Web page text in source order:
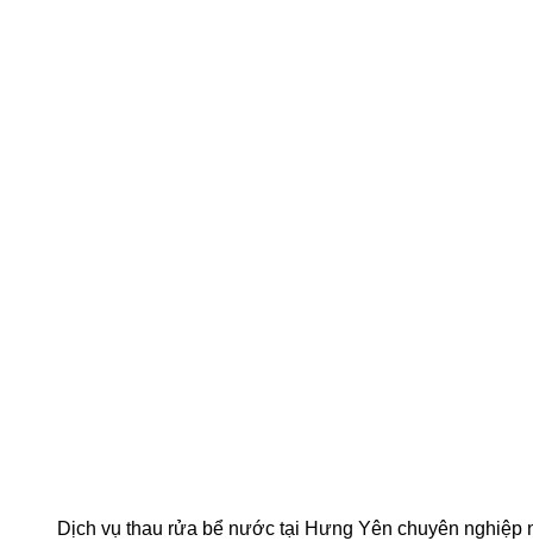
Dịch vụ thau rửa bể nước tại Hưng Yên chuyên nghiệp